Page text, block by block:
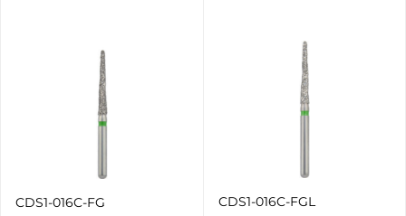
CDS1-016C-FG CDS1-016C-FGL